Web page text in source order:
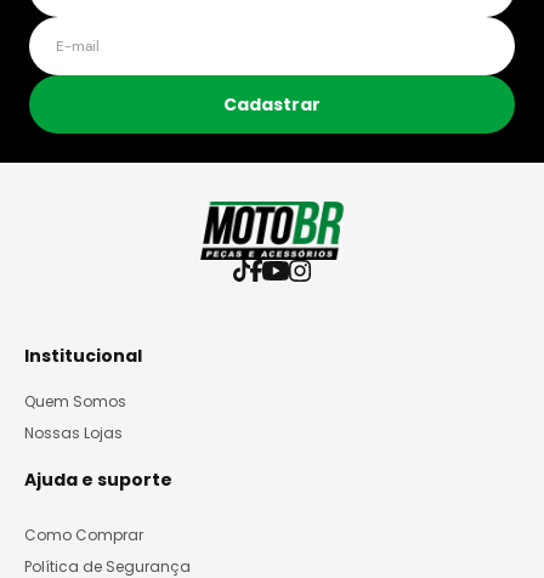
Cadastrar
Institucional
Quem Somos
Nossas Lojas
Ajuda e suporte
Como Comprar
Política de Segurança